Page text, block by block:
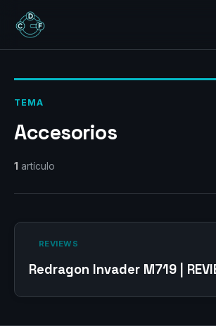
REVIEWS
TEMA
Accesorios
1 artículo
‎ REVIEWS‎
Redragon Invader M719 |